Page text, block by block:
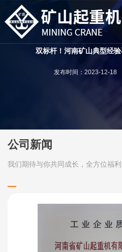
双标杆！河南矿山典型经
发布时间：2023-12-
公司新闻
我们期待与你共同成长，全方位福